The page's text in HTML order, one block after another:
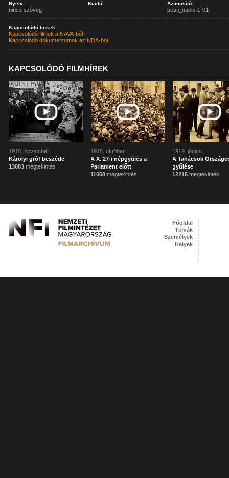
Nyelv:
nincs szöveg
Kiadó: Azonosító:
pesti_naplo-1-01
Kapcsolódó linkek
Kapcsolódó filmek a NAVA-ból
Kapcsolódó dokumentumok az NDA-ból
KAPCSOLÓDÓ FILMHÍREK
1918. november
Károlyi gróf beszéde
13083 megtekintés
1918. október
A X. 27-i népgyűlés a
Parlament előtt
11058 megtekintés
1919. június
A Tanácsok
gyűlése
12215 megtekintés
Főoldal
Témák
Személyek
Helyek